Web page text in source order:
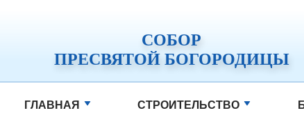
СОБОР
ПРЕСВЯТОЙ БОГОРОДИЦЫ
ГЛАВНАЯ СТРОИТЕЛЬСТВО